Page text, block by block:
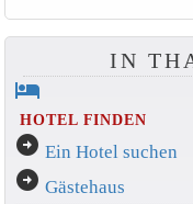
IN
hotel
HOTEL FINDEN
arrow_circle_right Ein Hotel suchen
arrow_circle_right Gästehaus